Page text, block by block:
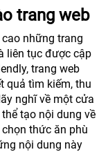
trang web
những trang
liên tục được cập
trang web
quả tìm kiếm, thu
nghĩ về một cửa
tạo nội dung về
thức ăn phù
nội dung này